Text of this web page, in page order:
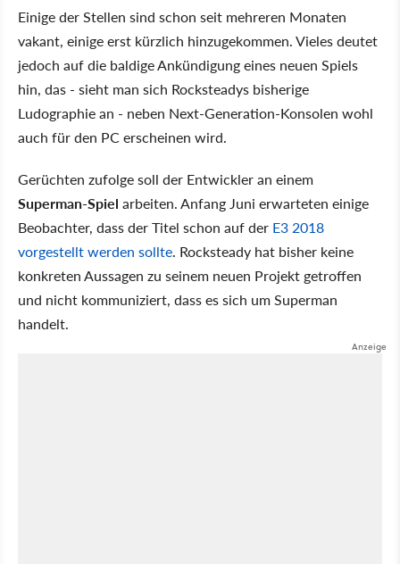
Einige der Stellen sind schon seit mehreren Monaten
vakant, einige erst kürzlich hinzugekommen. Vieles deutet
jedoch auf die baldige Ankündigung eines neuen Spiels
hin, das - sieht man sich Rocksteadys bisherige
Ludographie an - neben Next-Generation-Konsolen wohl
auch für den PC erscheinen wird.
Gerüchten zufolge soll der Entwickler an einem
Superman-Spiel arbeiten. Anfang Juni erwarteten einige
Beobachter, dass der Titel schon auf der E3 2018
vorgestellt werden sollte. Rocksteady hat bisher keine
konkreten Aussagen zu seinem neuen Projekt getroffen
und nicht kommuniziert, dass es sich um Superman
handelt.